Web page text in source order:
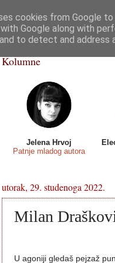
Priče, crtice
Kolumne
Jelena Hrvoj
Patnje mladog autora
utorak, 29. studenoga 2022.
Milan
U agoniji gledaš pejzaž
cookies from Google
Google along with
to detect and address